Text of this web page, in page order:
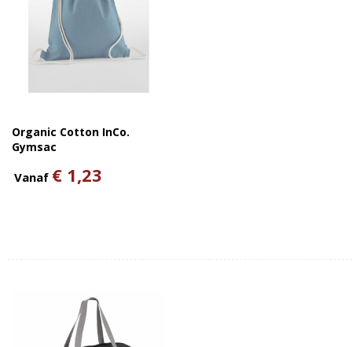
Organic Cotton InCo.
Gymsac
Vanaf € 1,23